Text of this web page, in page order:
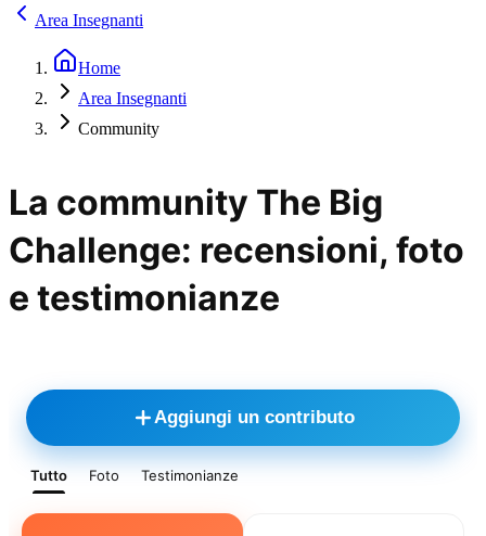
Area Insegnanti
Home
Area Insegnanti
Community
La community The Big
Challenge: recensioni, foto
e testimonianze
Aggiungi un contributo
Tutto Foto Testimonianze